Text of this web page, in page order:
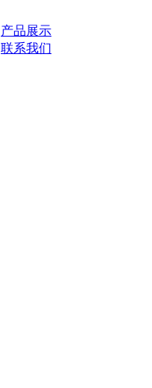
产品展示
联系我们